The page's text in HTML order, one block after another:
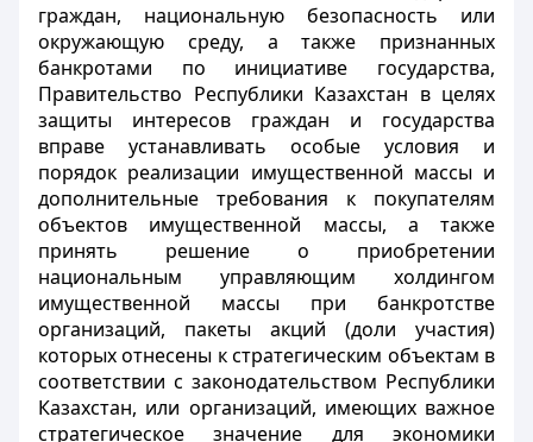
граждан, национальную безопасность или
окружающую среду, а также признанных
банкротами по инициативе государства,
Правительство Республики Казахстан в целях
защиты интересов граждан и государства
вправе устанавливать особые условия и
порядок реализации имущественной массы и
дополнительные требования к покупателям
объектов имущественной массы, а также
принять решение о приобретении
национальным управляющим холдингом
имущественной массы при банкротстве
организаций, пакеты акций (доли участия)
которых отнесены к стратегическим объектам в
соответствии с законодательством Республики
Казахстан, или организаций, имеющих важное
стратегическое значение для экономики